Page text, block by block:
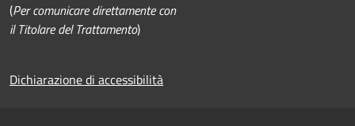
(Per comunicare direttamente con
il Titolare del Trattamento)
Dichiarazione di accessibilità